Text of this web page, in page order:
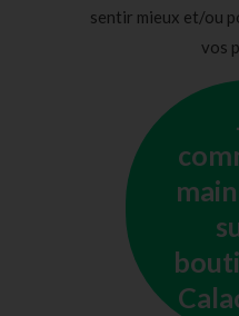
sentir mieux et/ou
vos